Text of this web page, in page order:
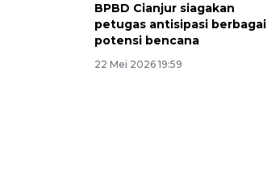
BPBD Cianjur siagakan
petugas antisipasi berbagai
potensi bencana
22 Mei 2026 19:59